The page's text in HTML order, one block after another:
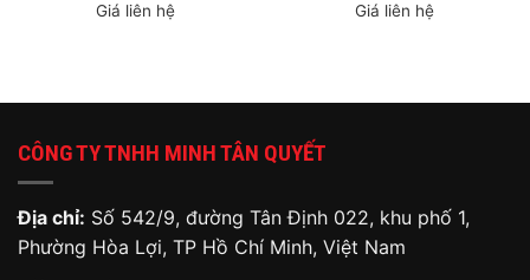
Giá liên hệ Giá liên hệ
CÔNG TY TNHH MINH TÂN QUYẾT
Địa chỉ: Số 542/9, đường Tân Định 022, khu phố 1,
Phường Hòa Lợi, TP Hồ Chí Minh, Việt Nam